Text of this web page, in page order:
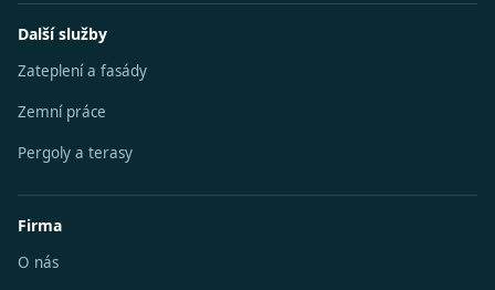
Další služby
Zateplení a fasády
Zemní práce
Pergoly a terasy
Firma
O nás